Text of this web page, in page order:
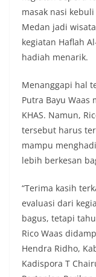
masak nasi
Medan jadi
kegiatan Haflah
hadiah menarik.
Menanggapi hal
Putra Bayu Waas
KHAS. Namun,
tersebut harus
mampu
lebih berkesan
“Terima kasih
evaluasi dari
bagus, tetapi
Rico Waas
Hendra Ridho,
Kadispora T